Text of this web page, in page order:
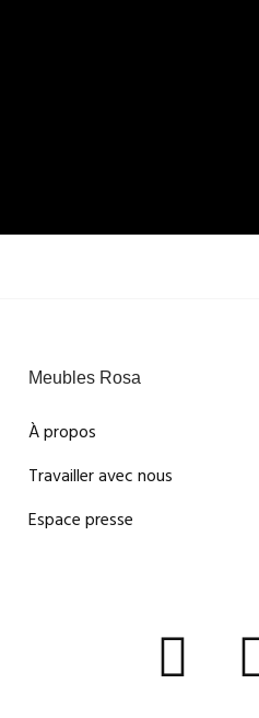
Meubles Rosa
À propos
Travailler avec nous
Espace presse